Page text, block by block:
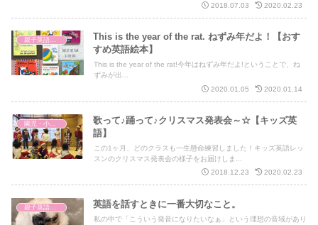
2018.07.03 2020.02.23
親子英語レッスン
This is the year of the rat. ねずみ年だよ！【おす
すめ英語絵本】
This is the year of the rat!今年はねずみ年だよ!ということで、ね
ずみが出...
2020.01.05
2020.01.14
園児・小学生 キッズ英語
歌って♪踊って♪クリスマス発表会～☆【キッズ英
語】
この1ヶ月、どのクラスも一生懸命練習しました！キッズ英語レッ
スンのクリスマス発表会の様子をお届けしま...
2018.12.23
2020.02.23
親子英語レッスン 英語を話すときに一番大切なこと。
私の中で「こういう発音になりたいなぁ」という理想の音域があり